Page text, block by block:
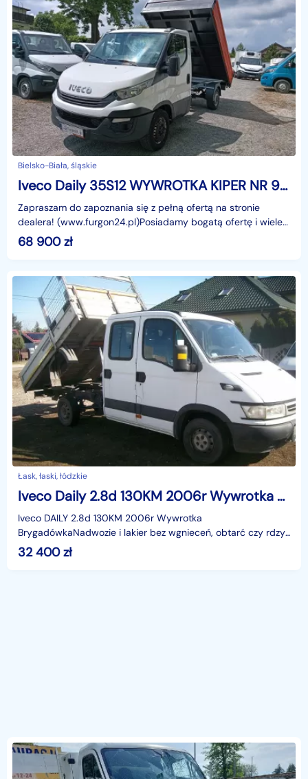
Bielsko-Biała, śląskie
Iveco Daily 35S12 WYWROTKA KIPER NR 906
Zapraszam do zapoznania się z pełną ofertą na stronie
dealera! (www.furgon24.pl)Posiadamy bogatą ofertę i wiele
podobnych modeli.W ofercie około 50 aut.ZAPRASZA
68 900zł
Łask, łaski, łódzkie
Iveco Daily 2.8d 130KM 2006r Wywrotka Brygadówka
Iveco DAILY 2.8d 130KM 2006r Wywrotka
BrygadówkaNadwozie i lakier bez wgnieceń, obtarć czy rdzy,
/ posiada normalne nieduże ślady użytkowania/, silnik nie
myty
32 400zł